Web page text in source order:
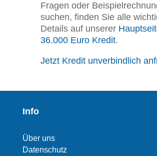
Fragen oder
suchen, finden Sie alle
Details auf unserer
36.000 Euro Kredit.
Jetzt Kredit unverbindlich
Info
Über uns
Datenschutz